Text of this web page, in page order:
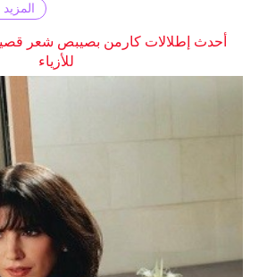
أحدث إطلالات كارمن بصيبص شعر
للأزياء